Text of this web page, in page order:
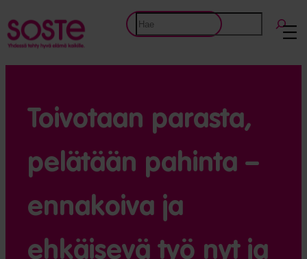
Etsi
Toivotaan parasta,
pelätään pahinta –
ennakoiva ja
ehkäisevä työ nyt ja